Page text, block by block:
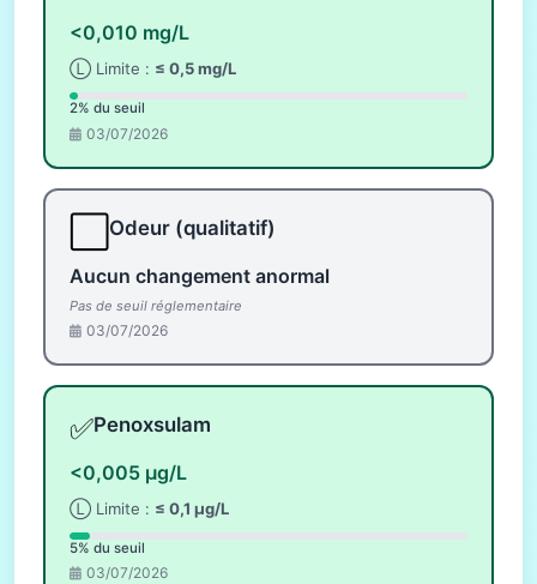
<0,010 mg/L
Ⓛ Limite : ≤ 0,5 mg/L
2% du seuil
03/07/2026
Odeur (qualitatif)
Aucun changement anormal
Pas de seuil réglementaire
03/07/2026
✅Penoxsulam
<0,005 µg/L
Ⓛ Limite : ≤ 0,1 µg/L
5% du seuil
03/07/2026